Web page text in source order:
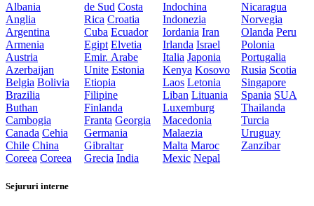
Albania
Anglia
Argentina
Armenia
Austria
Azerbaijan
Belgia Bolivia
Brazilia
Buthan
Cambogia
Canada Cehia
Chile China
Coreea Coreea
de Sud Costa
Rica Croatia
Cuba Ecuador
Egipt Elvetia
Emir. Arabe
Unite Estonia
Etiopia
Filipine
Finlanda
Franta Georgia
Germania
Gibraltar
Grecia India
Indochina
Indonezia
Iordania Iran
Irlanda Israel
Italia Japonia
Kenya Kosovo
Laos Letonia
Liban Lituania
Luxemburg
Macedonia
Malaezia
Malta Maroc
Mexic Nepal
Nicaragua
Norvegia
Olanda Peru
Polonia
Portugalia
Rusia Scotia
Singapore
Spania SUA
Thailanda
Turcia
Uruguay
Zanzibar
Sejururi interne